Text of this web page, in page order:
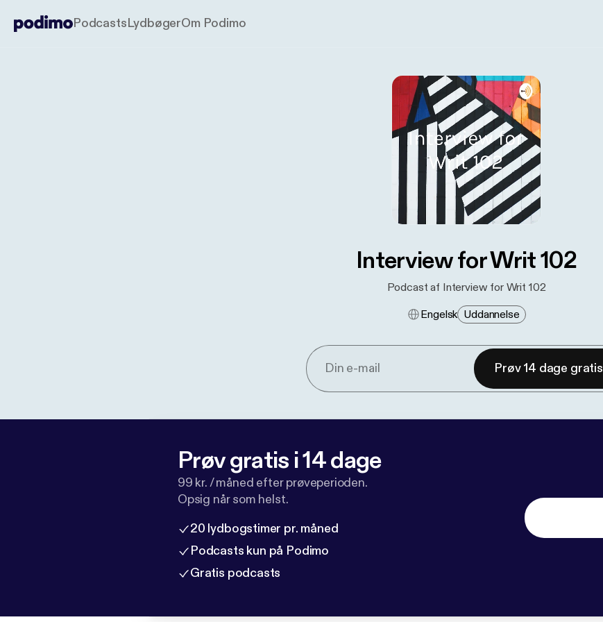
PodcastsLydbøgerOm Podimo
Interview for Writ 102
Podcast af Interview for Writ 102
Engelsk Uddannelse
Prøv 14 dage gratis
Prøv gratis i 14 dage
99 kr. / måned efter prøveperioden.
Opsig når som helst.
20 lydbogstimer pr. måned
Podcasts kun på Podimo
Gratis podcasts